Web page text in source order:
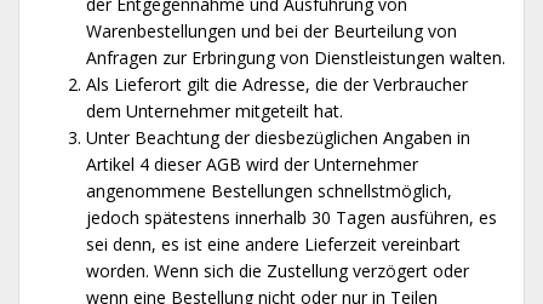
Warenbestellungen und bei der Beurteilung von
Anfragen zur Erbringung von Dienstleistungen walten.
Als Lieferort gilt die Adresse, die der Verbraucher
dem Unternehmer mitgeteilt hat.
Unter Beachtung der diesbezüglichen Angaben in
Artikel 4 dieser AGB wird der Unternehmer
angenommene Bestellungen schnellstmöglich,
jedoch spätestens innerhalb 30 Tagen ausführen, es
sei denn, es ist eine andere Lieferzeit vereinbart
worden. Wenn sich die Zustellung verzögert oder
wenn eine Bestellung nicht oder nur in Teilen